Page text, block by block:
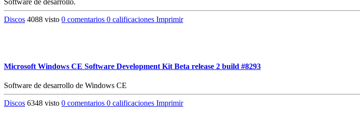
Software de desarrollo.
Discos 4088 visto 0 comentarios 0 calificaciones Imprimir
Microsoft Windows CE Software Development Kit Beta release 2 build #8293
Software de desarrollo de Windows CE
Discos 6348 visto 0 comentarios 0 calificaciones Imprimir